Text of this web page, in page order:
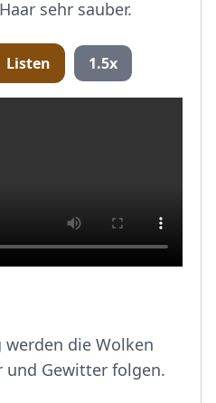
sehr sauber.
Listen 1.5x
die Wolken
und Gewitter folgen.